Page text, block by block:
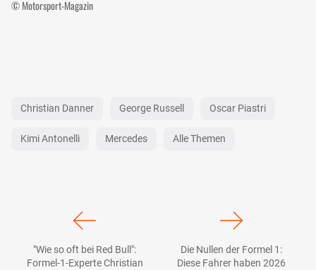
© Motorsport-Magazin
Christian Danner George Russell Oscar Piastri
Kimi Antonelli Mercedes Alle Themen
"Wie so oft bei Red Bull":
Formel-1-Experte Christian
Die Nullen der Formel 1:
Diese Fahrer haben 2026